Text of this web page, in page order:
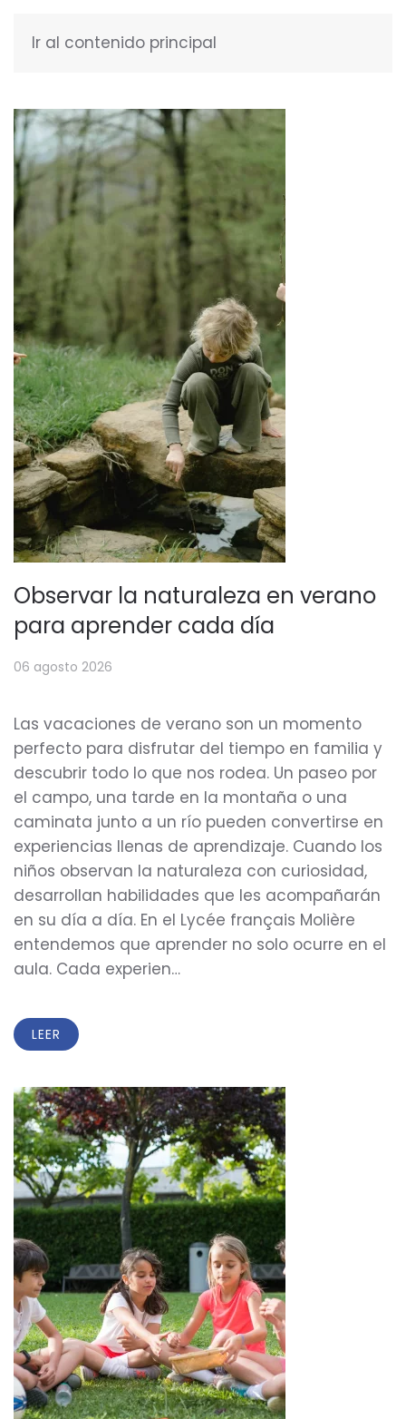
Ir al contenido principal
Observar la naturaleza en verano
para aprender cada día
06 agosto 2026
Las vacaciones de verano son un momento
perfecto para disfrutar del tiempo en familia y
descubrir todo lo que nos rodea. Un paseo por
el campo, una tarde en la montaña o una
caminata junto a un río pueden convertirse en
experiencias llenas de aprendizaje. Cuando los
niños observan la naturaleza con curiosidad,
desarrollan habilidades que les acompañarán
en su día a día. En el Lycée français Molière
entendemos que aprender no solo ocurre en el
aula. Cada experien…
LEER